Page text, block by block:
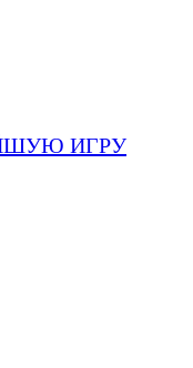
ИГРУ